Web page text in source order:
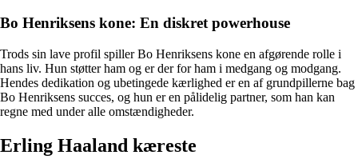
Bo Henriksens kone: En diskret powerhouse
Trods sin lave profil spiller Bo Henriksens kone en afgørende rolle i
hans liv. Hun støtter ham og er der for ham i medgang og modgang.
Hendes dedikation og ubetingede kærlighed er en af grundpillerne bag
Bo Henriksens succes, og hun er en pålidelig partner, som han kan
regne med under alle omstændigheder.
Erling Haaland kæreste